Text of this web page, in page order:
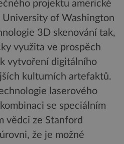
projektu americké
of Washington
3D skenování tak,
využita ve prospěch
vytvoření digitálního
kulturních artefaktů.
laserového
se speciálním
vědci ze Stanford
že je možné